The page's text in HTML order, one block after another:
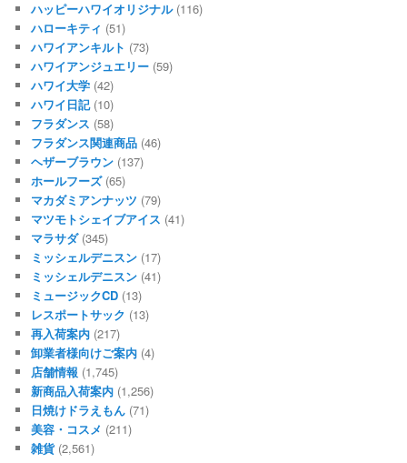
ハッピーハワイオリジナル(116)
ハローキティ (51)
ハワイアンキルト (73)
ハワイアンジュエリー (59)
ハワイ大学 (42)
ハワイ日記(10)
フラダンス (58)
フラダンス関連商品 (46)
ヘザーブラウン (137)
ホールフーズ(65)
マカダミアンナッツ (79)
マツモトシェイブアイス (41)
マラサダ(345)
ミッシェルデニスン (17)
ミッシェルデニスン (41)
ミュージックCD (13)
レスポートサック (13)
再入荷案内 (217)
卸業者様向けご案内 (4)
店舗情報 (1,745)
新商品入荷案内 (1,256)
日焼けドラえもん (71)
美容・コスメ (211)
雑貨(2,561)